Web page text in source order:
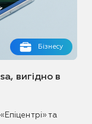
Бізнесу
вигідно в
та